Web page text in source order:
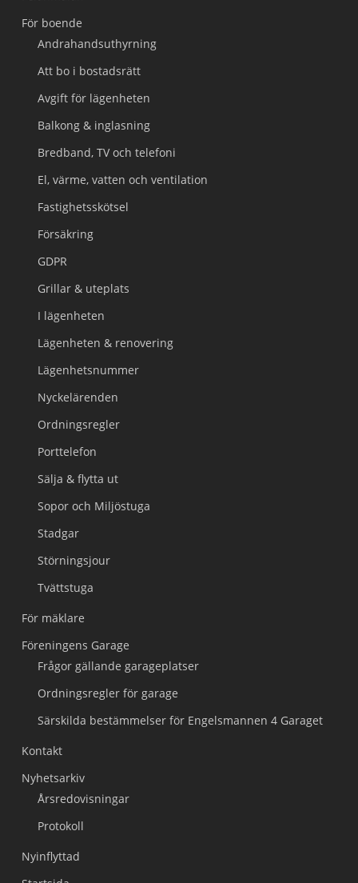
För boende
Andrahandsuthyrning
Att bo i bostadsrätt
Avgift för lägenheten
Balkong & inglasning
Bredband, TV och telefoni
El, värme, vatten och ventilation
Fastighetsskötsel
Försäkring
GDPR
Grillar & uteplats
I lägenheten
Lägenheten & renovering
Lägenhetsnummer
Nyckelärenden
Ordningsregler
Porttelefon
Sälja & flytta ut
Sopor och Miljöstuga
Stadgar
Störningsjour
Tvättstuga
För mäklare
Föreningens Garage
Frågor gällande garageplatser
Ordningsregler för garage
Särskilda bestämmelser för Engelsmannen 4 Garaget
Kontakt
Nyhetsarkiv
Årsredovisningar
Protokoll
Nyinflyttad